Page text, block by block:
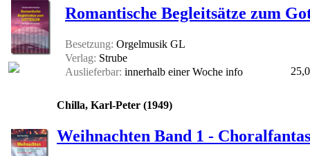
Romantische Begleitsätze zum
Besetzung: Orgelmusik GL
Verlag: Strube
Auslieferbar: innerhalb einer Woche info
Chilla, Karl-Peter (1949)
Weihnachten Band 1 -